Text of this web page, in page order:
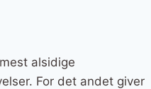
alsidige
For det andet giver